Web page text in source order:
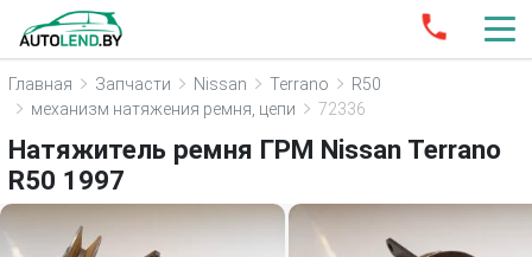
Главная Запчасти Nissan Terrano
R50
механизм натяжения ремня, цепи
72336
Натяжитель ремня ГРМ Nissan Terrano
R50 1997